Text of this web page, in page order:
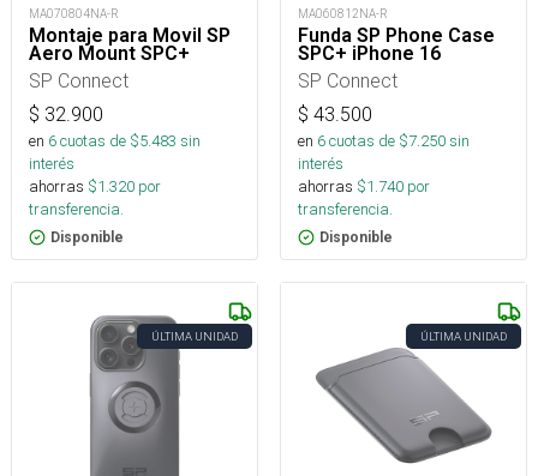
MA070804NA-R
Montaje para Movil SP
Aero Mount SPC+
SP Connect
$ 32.900
en 6cuotas de $5.483 sin
interés
ahorras $1.320 por
transferencia.
Disponible
MA060812NA-R
Funda SP Phone Case
SPC+ iPhone 16
SP Connect
$ 43.500
en 6cuotas de $7.250sin
interés
ahorras $1.740 por
transferencia.
Disponible
ÚLTIMA UNIDAD ÚLTIMA UNIDAD